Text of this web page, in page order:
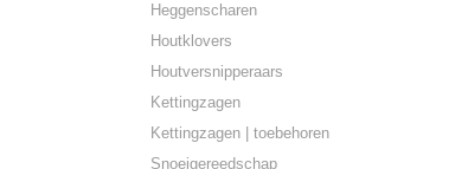
Heggenscharen
Houtklovers
Houtversnipperaars
Kettingzagen
Kettingzagen | toebehoren
Snoeigereedschap